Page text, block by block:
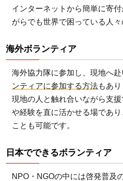
インターネットから簡単に寄
がらでも世界で困っている人々
海外ボランティア
海外協力隊に参加し、現地へ
ンティアに参加する方法もあり
現地の人と触れ合いながら支
や経験を直に活かせる場であ
ことも可能です。
日本でできるボランティア
NPO・NGOの中には啓発普及